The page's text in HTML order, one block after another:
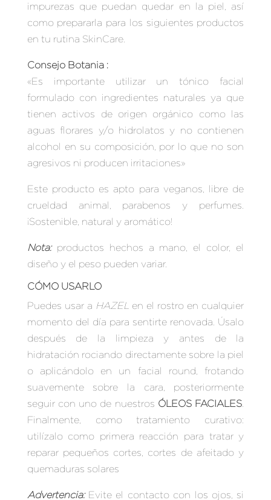
impurezas que puedan quedar en la piel, así
como prepararla para los siguientes productos
en tu rutina SkinCare.
Consejo Botania :
«Es importante utilizar un tónico facial
formulado con ingredientes naturales ya que
tienen activos de origen orgánico como las
aguas florares y/o hidrolatos y no contienen
alcohol en su composición, por lo que no son
agresivos ni producen irritaciones»
Este producto es apto para veganos, libre de
crueldad animal, parabenos y perfumes.
¡Sostenible, natural y aromático!
Nota:productos hechos a mano, el color, el
diseño y el peso pueden variar.
CÓMO USARLO
Puedes usar a HAZEL en el rostro en cualquier
momento del día para sentirte renovada. Úsalo
después de la limpieza y antes de la
hidratación rociando directamente sobre la piel
o aplicándolo en un facial round, frotando
suavemente sobre la cara, posteriormente
seguir con uno de nuestros ÓLEOS FACIALES
Finalmente, como tratamiento curativo:
utilízalo como primera reacción para tratar y
reparar pequeños cortes, cortes de afeitado y
quemaduras solares
Advertencia:Evite el contacto con los ojos, si